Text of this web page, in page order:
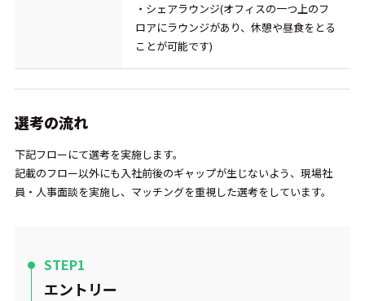
・シェアラウンジ(オフィスの一つ上のフ
ロアにラウンジがあり、休憩や昼食をとる
ことが可能です)
選考の流れ
下記フローにて選考を実施します。
記載のフロー以外にも入社前後のギャップが生じないよう、現場社
員・人事面談を実施し、マッチングを重視した選考をしています。
エントリー